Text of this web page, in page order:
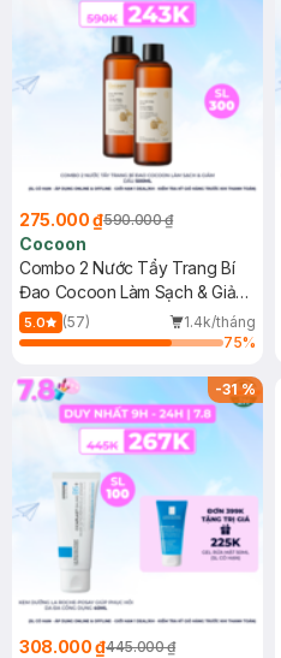
275.000 ₫590.000 ₫
Cocoon
Combo 2 Nước Tẩy Trang Bí
Đao Cocoon Làm Sạch & Giảm
Dầu 500ml
5.0 (57)
1.4k/tháng
75%
-31%
308.000 ₫445.000 ₫